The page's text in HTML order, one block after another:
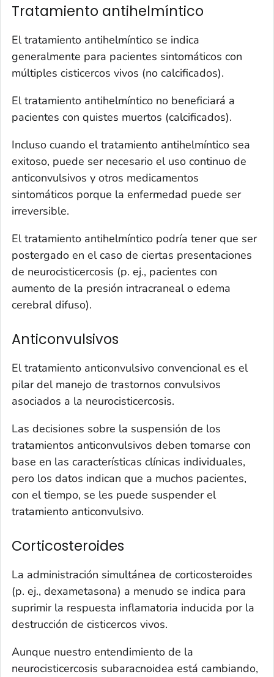
Tratamiento antihelmíntico
El tratamiento antihelmíntico se indica
generalmente para pacientes sintomáticos con
múltiples cisticercos vivos (no calcificados).
El tratamiento antihelmíntico no beneficiará a
pacientes con quistes muertos (calcificados).
Incluso cuando el tratamiento antihelmíntico sea
exitoso, puede ser necesario el uso continuo de
anticonvulsivos y otros medicamentos
sintomáticos porque la enfermedad puede ser
irreversible.
El tratamiento antihelmíntico podría tener que ser
postergado en el caso de ciertas presentaciones
de neurocisticercosis (p. ej., pacientes con
aumento de la presión intracraneal o edema
cerebral difuso).
Anticonvulsivos
El tratamiento anticonvulsivo convencional es el
pilar del manejo de trastornos convulsivos
asociados a la neurocisticercosis.
Las decisiones sobre la suspensión de los
tratamientos anticonvulsivos deben tomarse con
base en las características clínicas individuales,
pero los datos indican que a muchos pacientes,
con el tiempo, se les puede suspender el
tratamiento anticonvulsivo.
Corticosteroides
La administración simultánea de corticosteroides
(p. ej., dexametasona) a menudo se indica para
suprimir la respuesta inflamatoria inducida por la
destrucción de cisticercos vivos.
Aunque nuestro entendimiento de la
neurocisticercosis subaracnoidea está cambiando,